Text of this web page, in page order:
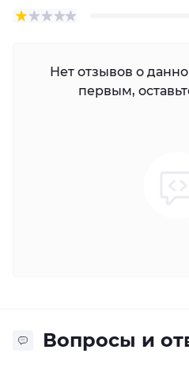
Нет отзывов о
первым,
Вопросы и